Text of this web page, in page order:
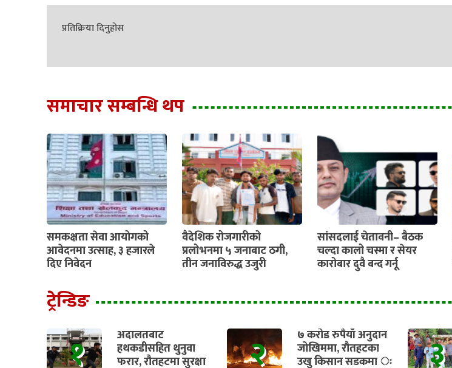
प्रतिक्रिया दिनुहोस
समाचार सम्बन्धि थप
समकक्षता सेवा आयोगको
आवेदनमा उत्साह, ३ हजारले
दिए निवेदन
वैदेशिक रोजगारीको
प्रलोभनमा ५ जनाबाट ठगी,
तीन जनाविरुद्ध उजुरी
सांसदलाई चेतावनी– बैठक
चल्दा कालो चस्मा र सेयर
कारोबार दुवै बन्द गर्नू
ट्रेन्डिङ
१ अदालतबाट
हथकडीसहित थुनुवा
फरार, रौतहटमा सुरक्षा २ ७ करोड रुपैयाँ अनुदान
जोखिममा, रौतहटका
उखु किसान सडकमा ः ३